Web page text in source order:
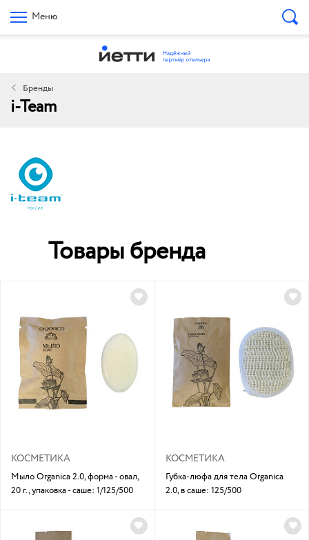
Меню
Бренды
i-Team
Товары бренда
КОСМЕТИКА
Мыло Organica 2.0, форма - овал,
20 г., упаковка - саше: 1/125/500
КОСМЕТИКА
Губка-люфа для тела Organica
2.0, в саше: 125/500